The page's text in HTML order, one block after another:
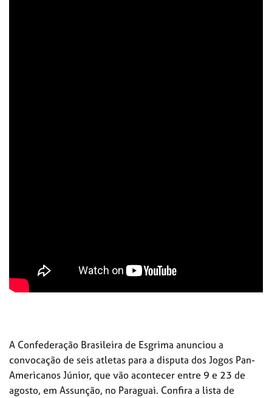
A Confederação Brasileira de Esgrima anunciou a
convocação de seis atletas para a disputa dos Jogos Pan-
Americanos Júnior, que vão acontecer entre 9 e 23 de
agosto, em Assunção, no Paraguai. Confira a lista de